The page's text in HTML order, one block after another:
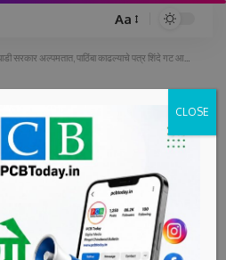
Font
Resizer
Aa
सरकार अल्पमतात, पाठिंबा काढल्याचे पत्र शिंदे गट आजच देणार
पाठिंबा
गट आजच देणार
pm
2 Min Read
CLOSE